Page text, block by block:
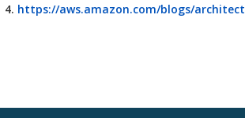
https://aws.amazon.com/blogs/